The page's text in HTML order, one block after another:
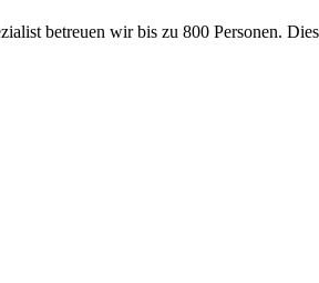
betreuen wir bis zu 800 Personen.